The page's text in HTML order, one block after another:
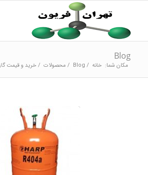
Blog
مکان شما: خانه /
Blog
/ محصولات / خرید و قیمت